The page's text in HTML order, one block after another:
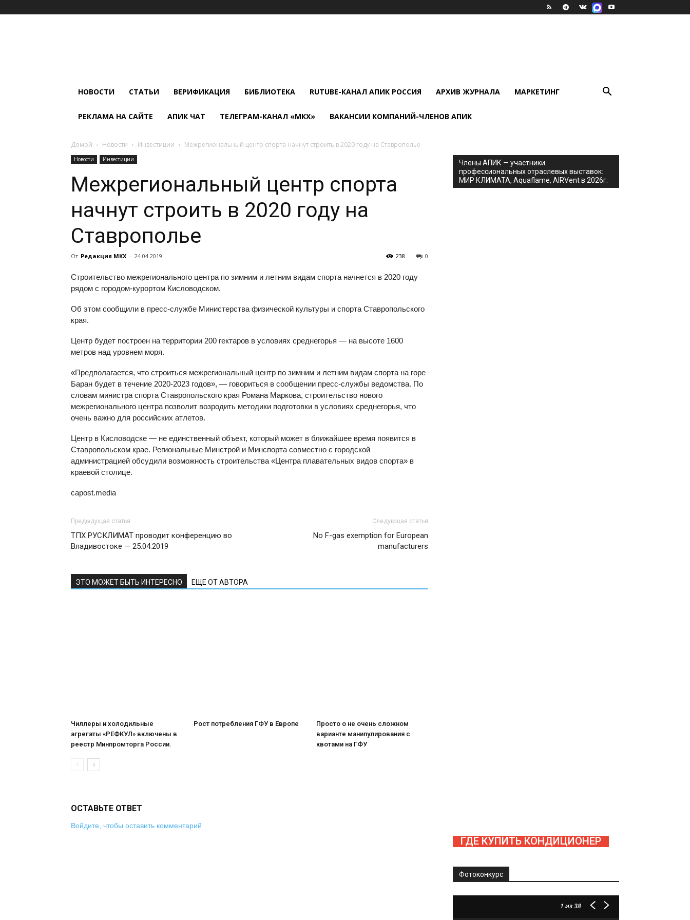
НОВОСТИ СТАТЬИ ВЕРИФИКАЦИЯ БИБЛИОТЕКА RUTUBE-КАНАЛ АПИК РОССИЯ АРХИВ ЖУРНАЛА МАРКЕТИНГ
РЕКЛАМА НА САЙТЕ АПИК ЧАТ ТЕЛЕГРАМ-КАНАЛ «МКХ» ВАКАНСИИ КОМПАНИЙ-ЧЛЕНОВ АПИК
Домой Новости Инвестиции Межрегиональный центр спорта начнут строить в 2020 году на Ставрополье
Новости Инвестиции
Межрегиональный центр спорта
начнут строить в 2020 году на
Ставрополье
От Редакция МКХ - 24.04.2019 0
238
Строительство межрегионального центра по зимним и летним видам спорта начнется в 2020 году
рядом с городом-курортом Кисловодском.
Об этом сообщили в пресс-службе Министерства физической культуры и спорта Ставропольского
края.
Центр будет построен на территории 200 гектаров в условиях среднегорья — на высоте 1600
метров над уровнем моря.
«Предполагается, что строиться межрегиональный центр по зимним и летним видам спорта на горе
Баран будет в течение 2020-2023 годов», — говориться в сообщении пресс-службы ведомства. По
словам министра спорта Ставропольского края Романа Маркова, строительство нового
межрегионального центра позволит возродить методики подготовки в условиях среднегорья, что
очень важно для российских атлетов.
Центр в Кисловодске — не единственный объект, который может в ближайшее время появится в
Ставропольском крае. Региональные Минстрой и Минспорта совместно с городской
администрацией обсудили возможность строительства «Центра плавательных видов спорта» в
краевой столице.
capost.media
Предыдущая статья
ТПХ РУСКЛИМАТ проводит конференцию во
Владивостоке — 25.04.2019
Следующая статья
No F-gas exemption for European
manufacturers
ЭТО МОЖЕТ БЫТЬ ИНТЕРЕСНО ЕЩЕ ОТ АВТОРА
Чиллеры и холодильные
агрегаты «РЕФКУЛ» включены в
реестр Минпромторга России.
Рост потребления ГФУ в Европе
Просто о не очень сложном
варианте манипулирования с
квотами на ГФУ
ОСТАВЬТЕ ОТВЕТ
Войдите, чтобы оставить комментарий
Члены АПИК — участники
профессиональных отраслевых выставок:
МИР КЛИМАТА, Aquaflame, AIRVent в 2026г.
ГДЕ КУПИТЬ КОНДИЦИОНЕР
Фотоконкурс
1 из 38